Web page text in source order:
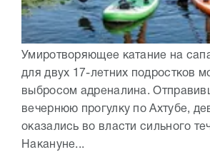
Умиротворяющее катание на
для двух 17-летних подростков
выбросом адреналина.
вечернюю прогулку по Ахтубе,
оказались во власти сильного
Накануне...